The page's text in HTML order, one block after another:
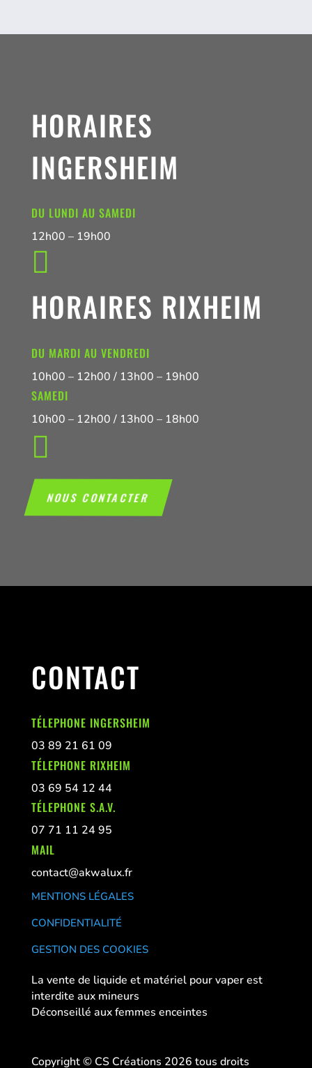
HORAIRES
INGERSHEIM
DU LUNDI AU SAMEDI
12h00 – 19h00

HORAIRES RIXHEIM
DU MARDI AU VENDREDI
10h00 – 12h00 / 13h00 – 19h00
SAMEDI
10h00 – 12h00 / 13h00 – 18h00

NOUS CONTACTER
CONTACT
TÉLEPHONE INGERSHEIM
03 89 21 61 09
TÉLEPHONE RIXHEIM
03 69 54 12 44
TÉLEPHONE S.A.V.
07 71 11 24 95
MAIL
contact@akwalux.fr
MENTIONS LÉGALES
CONFIDENTIALITÉ
GESTION DES COOKIES
La vente de liquide et matériel pour vaper est
interdite aux mineurs
Déconseillé aux femmes enceintes
Copyright © CS Créations 2026 tous droits